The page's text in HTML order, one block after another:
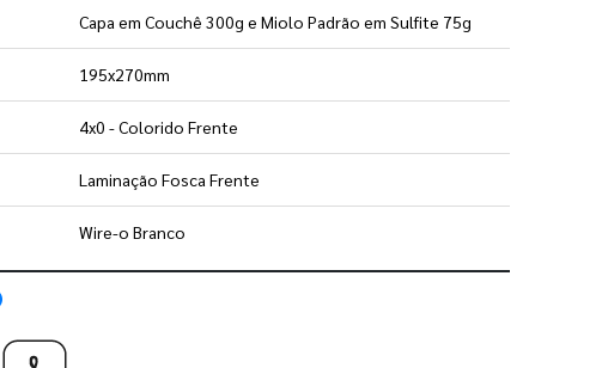
Capa em Couchê 300g e Miolo Padrão em Sulfite 75g
195x270mm
4x0 - Colorido Frente
Laminação Fosca Frente
Wire-o Branco
Saiba como utilizar os nossos gabaritos